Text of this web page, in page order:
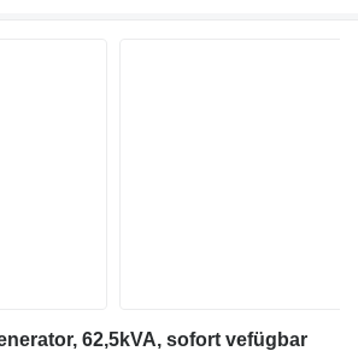
62,5kVA, sofort vefügbar